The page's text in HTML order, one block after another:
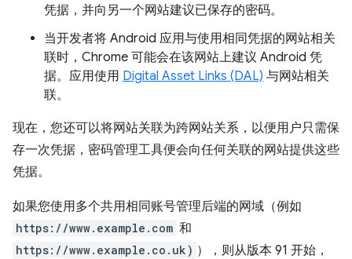
凭据，并向另一个网站建议已保存的密码。
当开发者将 Android 应用与使用相同凭据的网站相关
联时，Chrome 可能会在该网站上建议 Android 凭
据。应用使用 Digital Asset Links (DAL) 与网站相关
联。
现在，您还可以将网站关联为跨网站关系，以便用户只需保
存一次凭据，密码管理工具便会向任何关联的网站提供这些
凭据。
如果您使用多个共用相同账号管理后端的网域（例如
https://www.example.com 和
https://www.example.co.uk) ），则从版本 91 开始，